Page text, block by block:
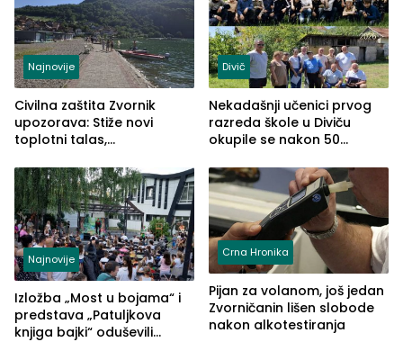
Najnovije
Civilna zaštita Zvornik
upozorava: Stiže novi
toplotni talas,
Divič
Nekadašnji učenici prvog
razreda škole u Diviču
okupile se nakon 50
Pašić im održao čas
(FOTO)
Najnovije
Izložba „Most u bojama“ i
predstava „Patuljkova
knjiga bajki“ oduševili
Crna Hronika
Pijan za volanom, još jedan
Zvorničanin lišen slobode
nakon alkotestiranja